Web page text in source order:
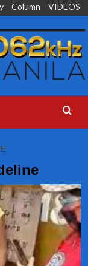
Column VIDEOS